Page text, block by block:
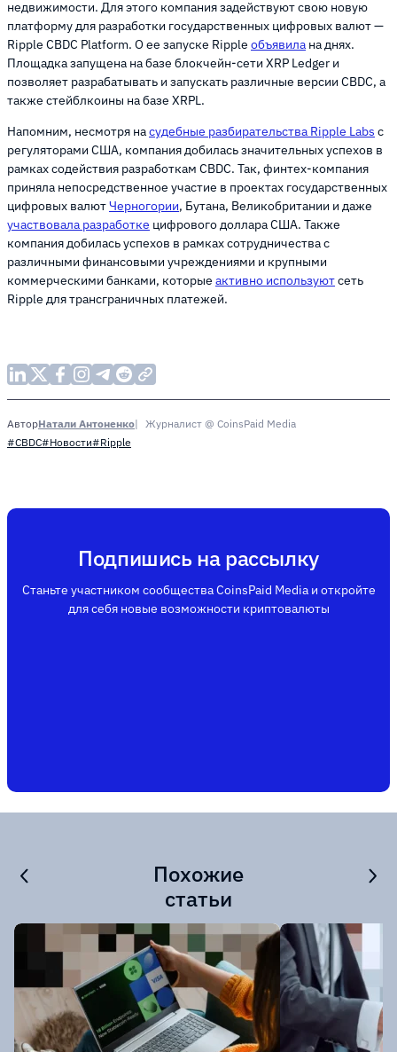
недвижимости. Для этого компания задействуют свою новую
платформу для разработки государственных цифровых валют —
Ripple CBDC Platform. О ее запуске Ripple объявила на днях.
Площадка запущена на базе блокчейн-сети XRP Ledger и
позволяет разрабатывать и запускать различные версии CBDC, а
также стейблкоины на базе XRPL.
Напомним, несмотря насудебные разбирательства Ripple Labs с
регуляторами США, компания добилась значительных успехов в
рамках содействия разработкам CBDC. Так, финтех-компания
приняла непосредственное участие в проектах государственных
цифровых валютЧерногории, Бутана, Великобритании и даже
участвовала разработке цифрового доллара США. Также
компания добилась успехов в рамках сотрудничества с
различными финансовыми учреждениями и крупными
коммерческими банками, которые активно используютсеть
Ripple для трансграничных платежей.
АвторНатали Антоненко
Журналист @ CoinsPaid Media
#CBDC#Новости#Ripple
Подпишись на рассылку
Станьте участником сообщества CoinsPaid Media и откройте
для себя новые возможности криптовалюты
Похожие
статьи